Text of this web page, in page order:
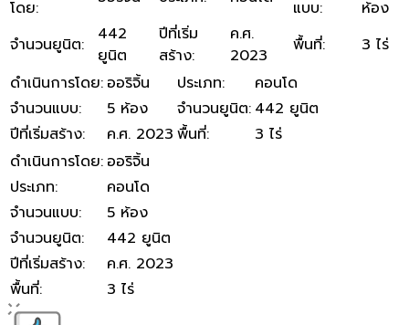
โดย:
แบบ:
ห้อง
จำนวนยูนิต:
442
ยูนิต
ปีที่เริ่ม
สร้าง:
ค.ศ.
2023
พื้นที่:
3 ไร่
ดำเนินการโดย: ออริจิ้น ประเภท:
คอนโด
จำนวนแบบ: 5 ห้อง จำนวนยูนิต: 442 ยูนิต
ปีที่เริ่มสร้าง: ค.ศ. 2023 พื้นที่:
3 ไร่
ดำเนินการโดย: ออริจิ้น
ประเภท:
คอนโด
จำนวนแบบ:
5 ห้อง
จำนวนยูนิต:
442 ยูนิต
ปีที่เริ่มสร้าง:
ค.ศ. 2023
พื้นที่: 3 ไร่